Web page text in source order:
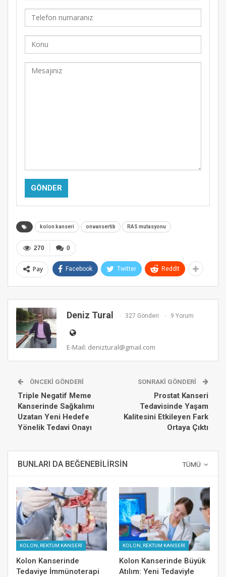
Alternative:
kolon kanseri onvansertib RAS mutasyonu
0
270
Pay Facebook Twitter ReddIt
Deniz Tural 327 Gönderi 9 Yorum
E-Mail: deniztural@gmail.com
ÖNCEKI GÖNDERI
Triple Negatif Meme
Kanserinde Sağkalımı
Uzatan Yeni Hedefe
Yönelik Tedavi Onayı
SONRAKI GÖNDERI
Prostat Kanseri
Tedavisinde Yaşam
Kalitesini Etkileyen Fark
Ortaya Çıktı
TÜMÜ
BUNLARI DA BEĞENEBILIRSIN
KOLON, REKTUM KANSERİ
Kolon Kanserinde
Tedaviye İmmünoterapi
KOLON, REKTUM KANSERİ
Kolon Kanserinde Büyük
Atılım: Yeni Tedaviyle